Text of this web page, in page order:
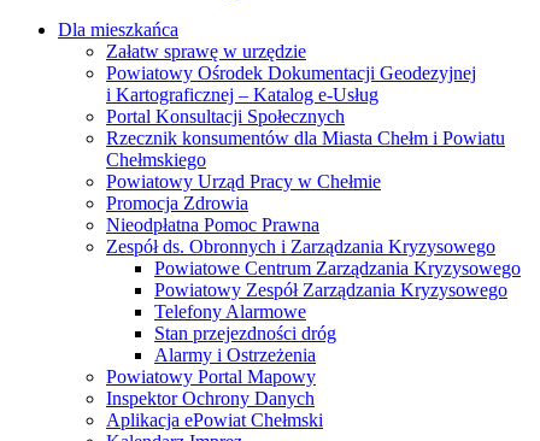
Dla mieszkańca
Załatw sprawę w urzędzie
Powiatowy Ośrodek Dokumentacji Geodezyjnej
i Kartograficznej – Katalog e-Usług
Portal Konsultacji Społecznych
Rzecznik konsumentów dla Miasta Chełm i Powiatu
Chełmskiego
Powiatowy Urząd Pracy w Chełmie
Promocja Zdrowia
Nieodpłatna Pomoc Prawna
Zespół ds. Obronnych i Zarządzania Kryzysowego
Powiatowe Centrum Zarządzania Kryzysowego
Powiatowy Zespół Zarządzania Kryzysowego
Telefony Alarmowe
Stan przejezdności dróg
Alarmy i Ostrzeżenia
Powiatowy Portal Mapowy
Inspektor Ochrony Danych
Aplikacja ePowiat Chełmski